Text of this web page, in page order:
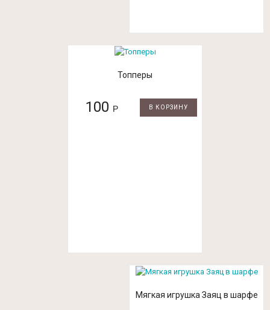
Топперы
100 Р В КОРЗИНУ
Мягкая игрушка Заяц в шарфе